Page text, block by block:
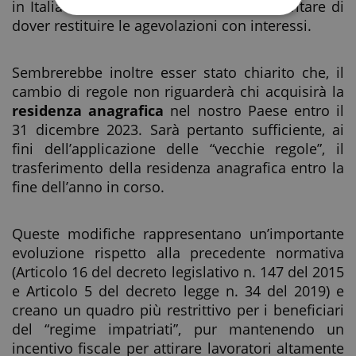
in Italia nei cinque anni successivi per evitare di
dover restituire le agevolazioni con interessi.
Sembrerebbe inoltre esser stato chiarito che, il
cambio di regole non riguarderà chi acquisirà la
residenza anagrafica nel nostro Paese entro il
31 dicembre 2023. Sarà pertanto sufficiente, ai
fini dell’applicazione delle “vecchie regole”, il
trasferimento della residenza anagrafica entro la
fine dell’anno in corso.
Queste modifiche rappresentano un’importante
evoluzione rispetto alla precedente normativa
(Articolo 16 del decreto legislativo n. 147 del 2015
e Articolo 5 del decreto legge n. 34 del 2019) e
creano un quadro più restrittivo per i beneficiari
del “regime impatriati”, pur mantenendo un
incentivo fiscale per attirare lavoratori altamente